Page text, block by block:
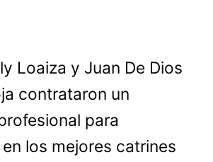
Loaiza y Juan De Dios
contrataron un
para
los mejores catrines